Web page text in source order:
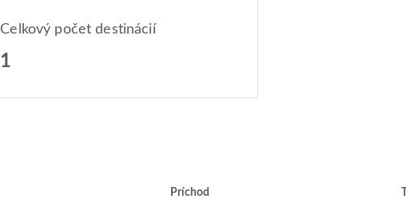
Celkový počet destinácií
1
Príchod